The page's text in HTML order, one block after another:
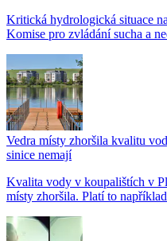
Kritická hydrologická situace
Komise pro zvládání sucha a
Vedra místy zhoršila kvalitu
sinice nemají
Kvalita vody v koupalištích v
místy zhoršila. Platí to